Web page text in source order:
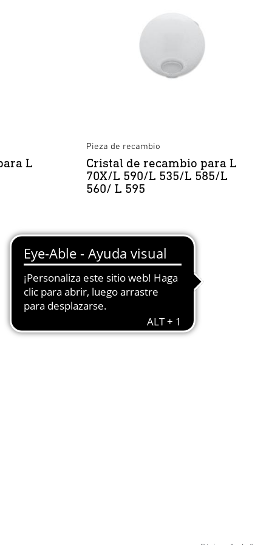
L
Pieza de recambio
Cristal de recambio para L
70X/L 590/L 535/L 585/L
560/ L 595